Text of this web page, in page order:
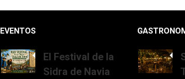
EVENTOS
El Festival de la
Sidra de Navia